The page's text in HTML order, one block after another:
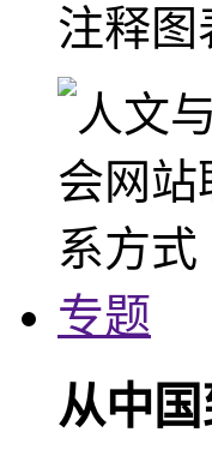
注释图
专题
从中国